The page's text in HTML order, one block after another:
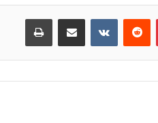
پینترست ‫رددیت